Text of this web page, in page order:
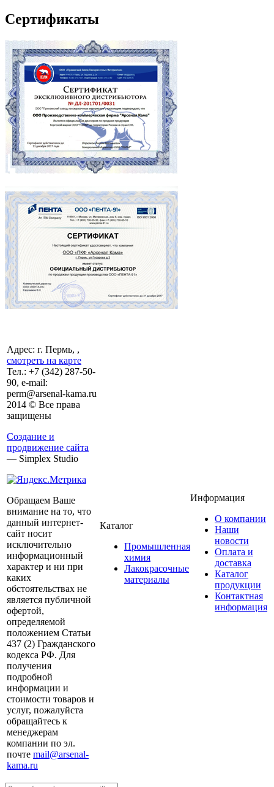
Сертификаты
Адрес: г. Пермь, ,
смотреть на карте
Тел.: +7 (342) 287-50-
90, e-mail:
perm@arsenal-kama.ru
2014 © Все права
защищены
Создание и
продвижение сайта
— Simplex Studio
Обращаем Ваше
внимание на то, что
данный интернет-
сайт носит
исключительно
информационный
характер и ни при
каких
обстоятельствах не
является публичной
офертой,
определяемой
положением Статьи
437 (2) Гражданского
кодекса РФ. Для
получения
подробной
информации и
стоимости товаров и
услуг, пожалуйста
обращайтесь к
менеджерам
компании по эл.
почте mail@arsenal-
kama.ru
Каталог
Промышленная
химия
Лакокрасочные
материалы
Информация
О компании
Наши
новости
Оплата и
доставка
Каталог
продукции
Контактная
информация